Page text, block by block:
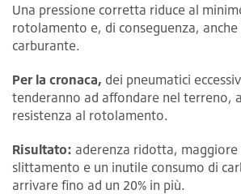
Una pressione corretta riduce al
rotolamento e, di conseguenza, anche
carburante.
Per la cronaca, dei pneumatici
tenderanno ad affondare nel terreno,
resistenza al rotolamento.
Risultato: aderenza ridotta, maggiore
slittamento e un inutile consumo di
arrivare fino ad un 20% in più.